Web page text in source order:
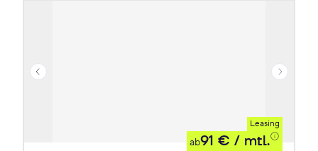
Leasing
ab91 € / mtl.